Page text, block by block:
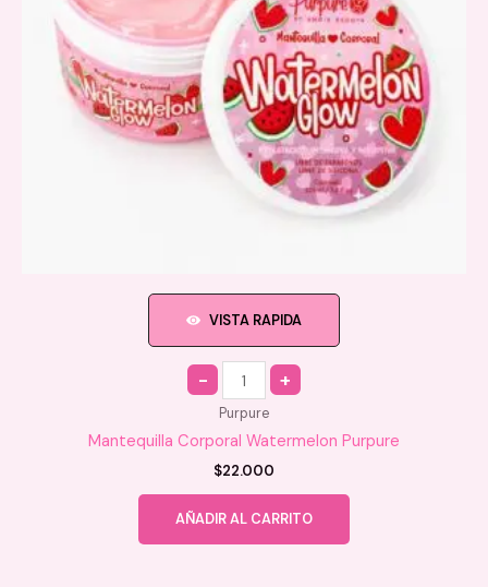
la
página
de
producto
VISTA RAPIDA
Quantity
Purpure
Mantequilla Corporal Watermelon Purpure
$22.000
AÑADIR AL CARRITO